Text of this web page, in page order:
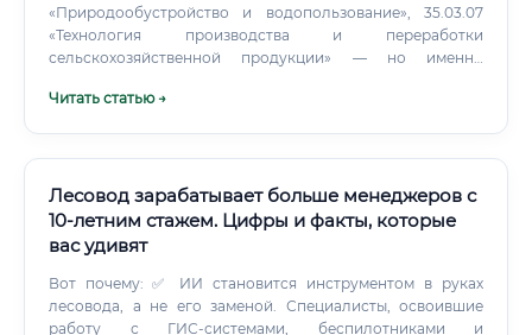
«Природообустройство и водопользование», 35.03.07
«Технология производства и переработки
сельскохозяйственной продукции» — но именно
профессии. Срок обучения на бакалавриате — 4 года на
лесная инженерия.
Читать статью →
Лесовод зарабатывает больше менеджеров с
10-летним стажем. Цифры и факты, которые
вас удивят
Вот почему: ✅ ИИ становится инструментом в руках
лесовода, а не его заменой. Специалисты, освоившие
работу с ГИС-системами, беспилотниками и